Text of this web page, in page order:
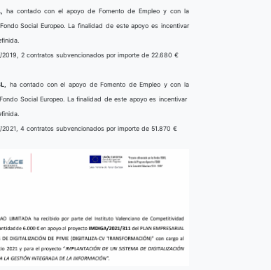
ha contado con el apoyo de Fomento de Empleo y con la
Social Europeo. La finalidad de este apoyo es incentivar
2019, 2 contratos subvencionados por importe de 22.680 €
ha contado con el apoyo de Fomento de Empleo y con la
Social Europeo. La finalidad de este apoyo es incentivar
2021, 4 contratos subvencionados por importe de 51.870 €